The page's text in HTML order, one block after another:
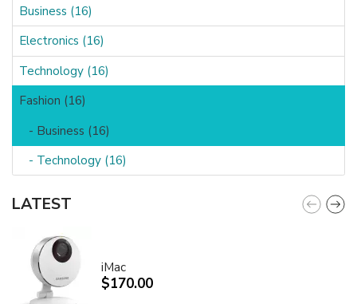
Business (16)
Electronics (16)
Technology (16)
Fashion (16)
- Business (16)
- Technology (16)
LATEST
iMac
$170.00